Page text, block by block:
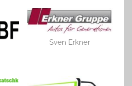
Sven Erkner